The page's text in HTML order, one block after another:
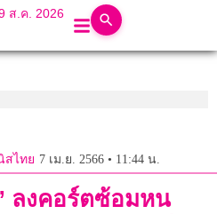
ส.ค. 2026
สไทย 7 เม.ย. 2566 • 11:44 น.
ลงคอร์ตซ้อมหน